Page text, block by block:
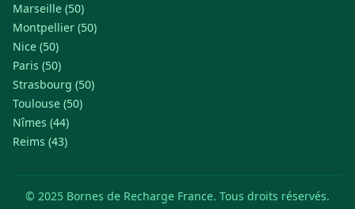
Marseille (50)
Montpellier (50)
Nice (50)
Paris (50)
Strasbourg (50)
Toulouse (50)
Nîmes (44)
Reims (43)
© 2025 Bornes de Recharge France. Tous droits réservés.